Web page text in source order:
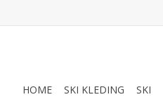
HOME SKI KLEDING SKI